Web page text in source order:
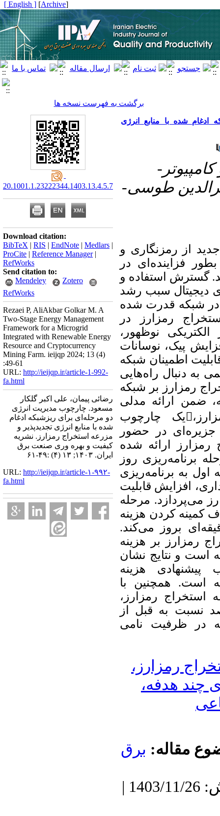
[
Archive
]
[ English ]
برگشت به فهرست نسخه ها
ادغام شده با منابع انرژی
طوسی-
از رمزنگاری و
فزاینده‌ای در
گسترش استفاده و
دیجیتال سبب رشد
در شبکه قدرت شده
رمزارز در
نوظهور،
پیک، نوسانات
اطمینان شبکه
به دنبال راه‌هایی
رمزارز بر شبکه
ضمن ارائه مدلی
برای بهره‌برداری از مزارع رمزارز،یک چارچوب
در حضور
رمزارز ارائه شده
برنامه‌ریزی روز
اول به برنامه‌ریزی
افزایش قابلیت
می‌پردازد. مرحله
کمینه کردن هزینه
بازه‌های زمانی 15 دقیقه‌ای بروز می‌کند.
رمزارز بر هزینه
است و نتایج نشان
هزینه
یافته است. همچنین با
استخراج رمزارز،
نزدیک به 4.6 درصد نسبت به قبل از
در ظرفیت نامی
رمزارز،
چند هدفه،
مقاله: برق
دریافت: 1402/12/17 | پذیرش: 1403/11/26 |
20.1001.1.23222344.1403.13.4.5.7
Download citation:
BibTeX | RIS | EndNote | Medlars |
ProCite | Reference Manager|
RefWorks
Send citation to:
Mendeley
Zotero
RefWorks
Rezaei P, AliAkbar Golkar M. A
Two-Stage Energy Management
Framework for a Microgrid
Integrated with Renewable Energy
Resource and Cryptocurrency
Mining Farm. ieijqp 2024; 13 (4)
:49-61
URL: http://ieijqp.ir/article-1-992-
fa.html
رضائی پیمان، علی اکبر گلکار
مسعود. چارچوب مدیریت انرژی
دو مرحله‌ای برای ریزشبکه ادغام
شده با منابع انرژی تجدیدپذیر و
مزرعه استخراج رمزارز. نشریه
کیفیت و بهره وری صنعت برق
ایران. ۱۴۰۳; ۱۳ (۴) :۴۹-۶۱
URL: http://ieijqp.ir/article-۱-۹۹۲-
fa.html